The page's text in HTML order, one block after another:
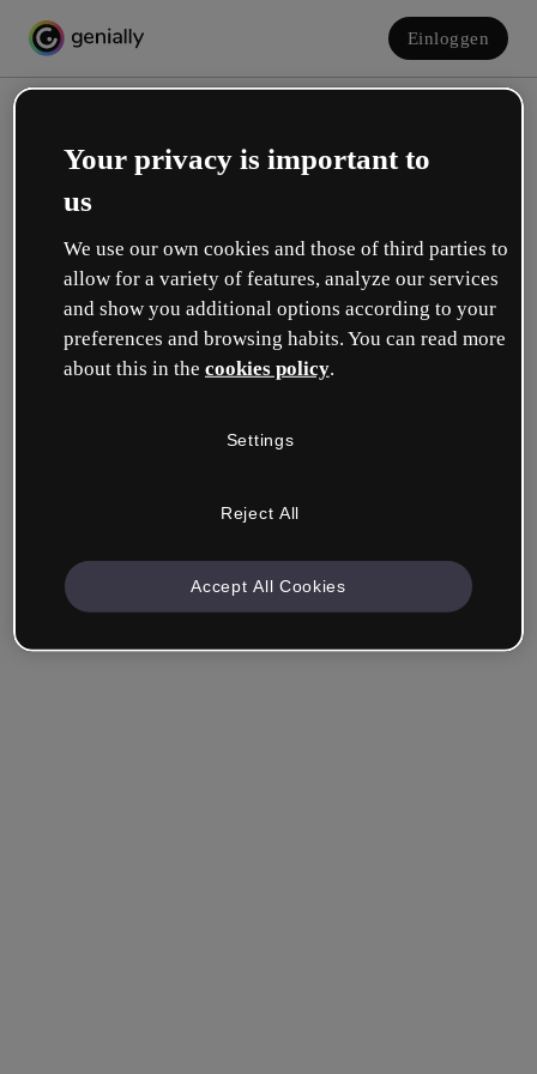
Einloggen
Erstelle dein kostenloses Konto!
Was beschreibt deine Rolle am besten?
Unternehmen & Professionals
einem anderen Bereich.
Your privacy is important to
us
We use our own cookies and those of third parties to
allow for a variety of features, analyze our services
and show you additional options according to your
preferences and browsing habits. You can read more
about this in the cookies policy.
Settings
Reject All
Accept All Cookies